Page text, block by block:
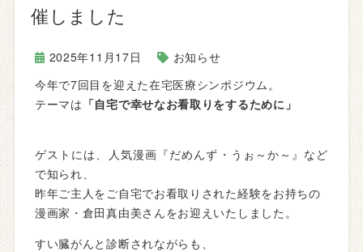
催しました
2025年11月17日
お知らせ
今年で7回目を迎えた在宅医療シンポジウム。
テーマは 「自宅で幸せなお看取りをするために」
ゲストには、人気漫画『だめんず・うぉ～か～』など
で知られ、
昨年ご主人をご自宅でお看取りされた経験をお持ちの
漫画家・倉田真由美さんをお迎えいたしました。
すい臓がんと診断されながらも、